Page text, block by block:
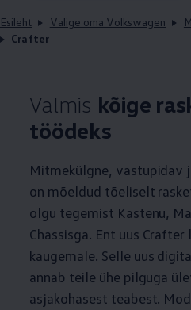
Esileht Valige oma Volkswagen
Crafter
Valmis kõige
töödeks
Mitmekülgne, vastupidav
on mõeldud tõeliselt
olgu tegemist Kastenu,
Chassisga. Ent uus
kaugemale. Selle uus
annab teile ühe pilguga
asjakohasest teabest.